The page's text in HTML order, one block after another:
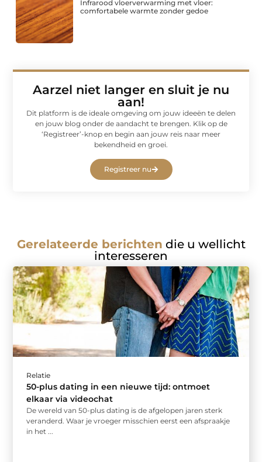
Infrarood vloerverwarming met vloer:
comfortabele warmte zonder gedoe
Aarzel niet langer en sluit je nu
aan!
Dit platform is de ideale omgeving om jouw ideeën te delen
en jouw blog onder de aandacht te brengen. Klik op de
‘Registreer’-knop en begin aan jouw reis naar meer
bekendheid en groei.
Registreer nu
Gerelateerde berichten die u wellicht
interesseren
Relatie
50-plus dating in een nieuwe tijd: ontmoet
elkaar via videochat
De wereld van 50-plus dating is de afgelopen jaren sterk
veranderd. Waar je vroeger misschien eerst een afspraakje
in het ...